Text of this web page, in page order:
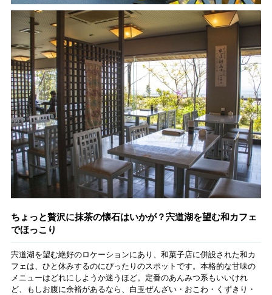
ちょっと贅沢に抹茶の懐石はいかが？宍道湖を望む和カフェ
でほっこり
宍道湖を望む絶好のロケーションにあり、和菓子店に併設された和カ
フェは、ひと休みするのにぴったりのスポットです。本格的な甘味の
メニューはどれにしようか迷うほど。定番のあんみつ系もいいけれ
ど、もしお腹に余裕があるなら、白玉ぜんざい・おこわ・くずきり・